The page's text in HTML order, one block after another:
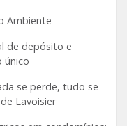
Ambiente
de depósito e
único
se perde, tudo se
Lavoisier